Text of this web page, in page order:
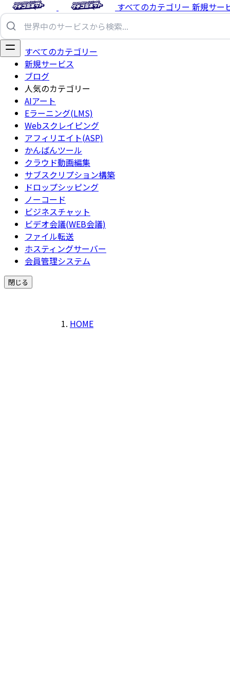
すべてのカテゴリー 新規サー
すべてのカテゴリー
新規サービス
ブログ
人気のカテゴリー
AIアート
Eラーニング(LMS)
Webスクレイピング
アフィリエイト(ASP)
かんばんツール
クラウド動画編集
サブスクリプション構築
ドロップシッピング
ノーコード
ビジネスチャット
ビデオ会議(WEB会議)
ファイル転送
ホスティングサーバー
会員管理システム
閉じる
HOME